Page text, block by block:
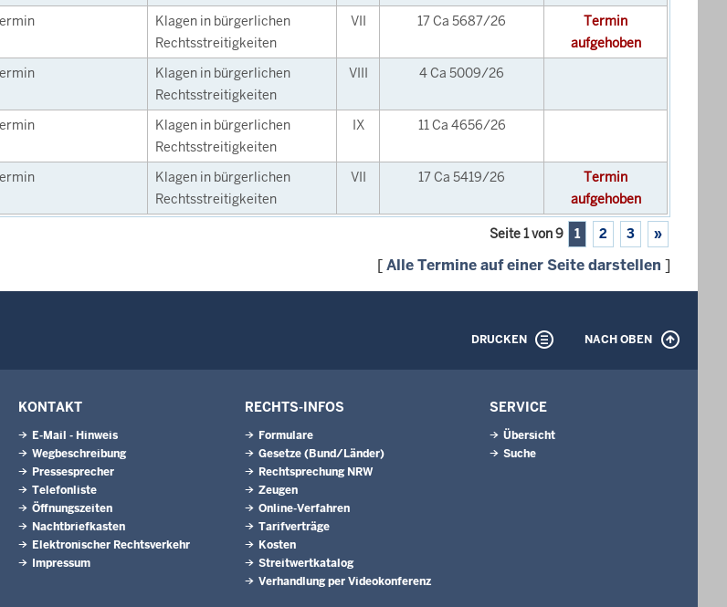
Klagen in bürgerlichen
Rechtsstreitigkeiten
VII 17 Ca 5687/26
Termin
aufgehoben
Klagen in bürgerlichen
Rechtsstreitigkeiten
VIII 4 Ca 5009/26
Klagen in bürgerlichen
Rechtsstreitigkeiten
IX 11 Ca 4656/26
Klagen in bürgerlichen
Rechtsstreitigkeiten
VII 17 Ca 5419/26
Termin
aufgehoben
Seite 1 von 9 1 2 3 »
[Alle Termine auf einer Seite darstellen ]
DRUCKEN NACH OBEN
KONTAKT
E-Mail - Hinweis
Wegbeschreibung
Pressesprecher
Telefonliste
Öffnungszeiten
Nachtbriefkasten
Elektronischer Rechtsverkehr
Impressum
RECHTS-INFOS
Formulare
Gesetze (Bund/Länder)
Rechtsprechung NRW
Zeugen
Online-Verfahren
Tarifverträge
Kosten
Streitwertkatalog
Verhandlung per Videokonferenz
SERVICE
Übersicht
Suche